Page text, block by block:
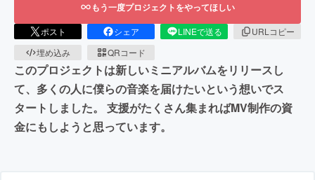
もう一度プロジェクトをやってほしい
ポスト シェア LINEで送る
URLコピー
埋め込み
QRコード
このプロジェクトは新しいミニアルバムをリリースし
て、多くの人に僕らの音楽を届けたいという想いでス
タートしました。 支援がたくさん集まればMV制作の資
金にもしようと思っています。